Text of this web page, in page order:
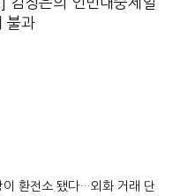
불과
이 환전소 됐다…외화 거래 단